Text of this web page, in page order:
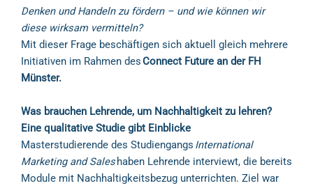
Denken und Handeln zu fördern – und wie können wir
diese wirksam vermitteln?
Mit dieser Frage beschäftigen sich aktuell gleich mehrere
Initiativen im Rahmen desConnect Future an der FH
Münster.
Was brauchen Lehrende, um Nachhaltigkeit zu lehren?
Eine qualitative Studie gibt Einblicke
Masterstudierende des Studiengangs International
Marketing and Sales haben Lehrende interviewt, die bereits
Module mit Nachhaltigkeitsbezug unterrichten. Ziel war